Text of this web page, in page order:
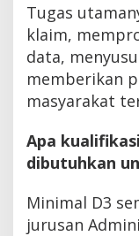
Tugas
klaim,
data,
memberikan
masyarakat
Apa
dibutuhkan
Minimal D3
jurusan